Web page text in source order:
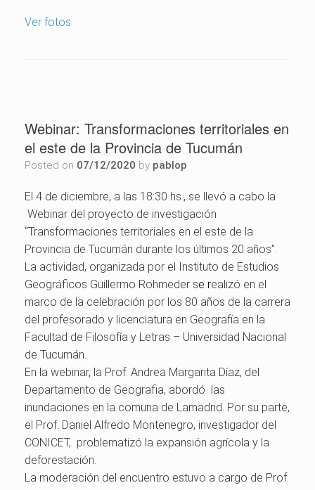
Ver fotos
Webinar: Transformaciones territoriales en
el este de la Provincia de Tucumán
Posted on 07/12/2020 by pablop
El 4 de diciembre, a las 18:30 hs., se llevó a cabo la
Webinar del proyecto de investigación
“Transformaciones territoriales en el este de la
Provincia de Tucumán durante los últimos 20 años”.
La actividad, organizada por el Instituto de Estudios
Geográficos Guillermo Rohmeder se realizó en el
marco de la celebración por los 80 años de la carrera
del profesorado y licenciatura en Geografía en la
Facultad de Filosofía y Letras – Universidad Nacional
de Tucumán.
En la webinar, la Prof. Andrea Margarita Díaz, del
Departamento de Geografia, abordó las
inundaciones en la comuna de Lamadrid. Por su parte,
el Prof. Daniel Alfredo Montenegro, investigador del
CONICET, problematizó la expansión agrícola y la
deforestación.
La moderación del encuentro estuvo a cargo de Prof.